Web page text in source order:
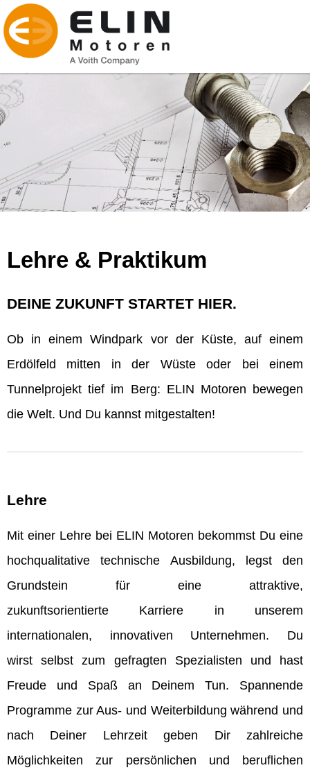
Lehre & Praktikum
DEINE ZUKUNFT STARTET HIER.
Ob in einem Windpark vor der Küste, auf einem
Erdölfeld mitten in der Wüste oder bei einem
Tunnelprojekt tief im Berg: ELIN Motoren bewegen
die Welt. Und Du kannst mitgestalten!
Lehre
Mit einer Lehre bei ELIN Motoren bekommst Du eine
hochqualitative technische Ausbildung, legst den
Grundstein für eine attraktive,
zukunftsorientierte Karriere in unserem
internationalen, innovativen Unternehmen. Du
wirst selbst zum gefragten Spezialisten und hast
Freude und Spaß an Deinem Tun. Spannende
Programme zur Aus- und Weiterbildung während und
nach Deiner Lehrzeit geben Dir zahlreiche
Möglichkeiten zur persönlichen und beruflichen